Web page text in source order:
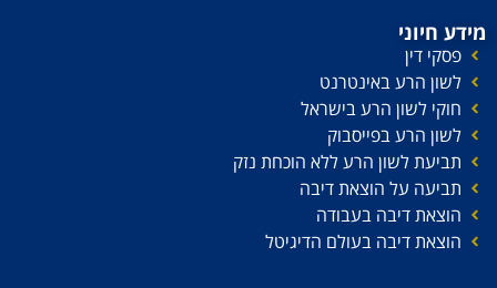
מידע חיוני
פסקי דין
לשון הרע באינטרנט
חוקי לשון הרע בישראל
לשון הרע בפייסבוק
תביעת לשון הרע ללא הוכחת נזק
תביעה על הוצאת דיבה
הוצאת דיבה בעבודה
הוצאת דיבה בעולם הדיגיטל